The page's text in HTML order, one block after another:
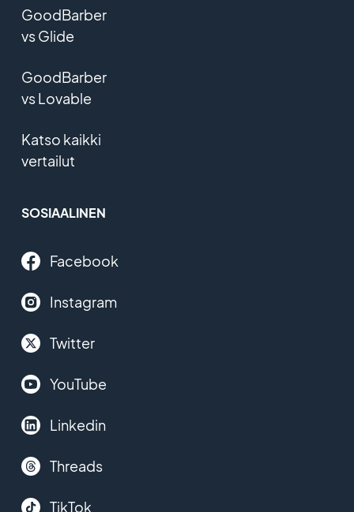
GoodBarber
vs Glide
GoodBarber
vs Lovable
Katso kaikki
vertailut
SOSIAALINEN
Facebook
Instagram
Twitter
YouTube
Linkedin
Threads
TikTok